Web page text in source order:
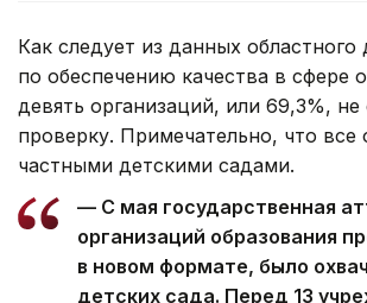
Как следует из данных областного
по обеспечению качества в сфере
девять организаций, или 69,3%,
проверку. Примечательно, что все
частными детскими садами.
— С мая государственная
организаций образования
в новом формате, было
детских сада. Перед 13